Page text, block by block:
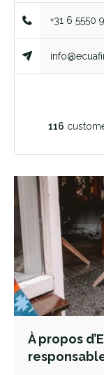
+31 6 5550
116
À propos